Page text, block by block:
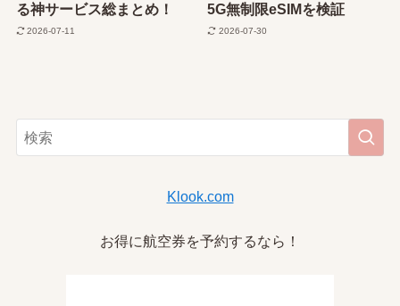
る神サービス総まとめ！
2026-07-11
5G無制限eSIMを検証
2026-07-30
Klook.com
お得に航空券を予約するなら！